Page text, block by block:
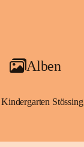
Alben
Kindergarten Stössing